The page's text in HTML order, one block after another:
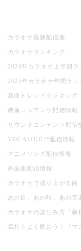
カラオケ最新配信曲
カラオケランキング
2026年カラオケ上半期ラ
2025年カラオケ年間ラン
新曲トレンドランキング
映像コンテンツ配信情報
サウンドコンテンツ配信
VOCALOID™配信情報
アニメソング配信情報
外国曲配信情報
カラオケで盛り上がる曲
あの日、あの時、あの音
カラオケの楽しみ方『新
気持ちよく歌おう！『マ